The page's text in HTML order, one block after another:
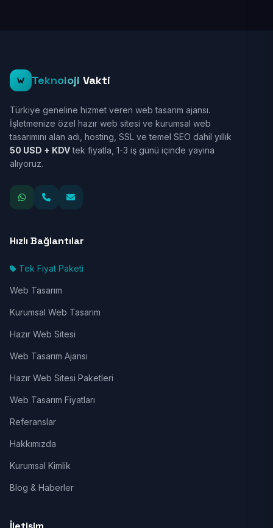
Teknoloji Vakti
Türkiye geneline hizmet veren web tasarım ajansı.
İşletmenize özel hazır web sitesi ve kurumsal web
tasarımını alan adı, hosting, SSL ve temel SEO dahil yıllık
50 USD + KDVtek fiyatla, 1-3 iş günü içinde yayına
alıyoruz.
Hızlı Bağlantılar
Tek Fiyat Paketi
Web Tasarım
Kurumsal Web Tasarım
Hazır Web Sitesi
Web Tasarım Ajansı
Hazır Web Sitesi Paketleri
Web Tasarım Fiyatları
Referanslar
Hakkımızda
Kurumsal Kimlik
Blog & Haberler